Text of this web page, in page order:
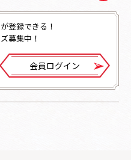
登録できる！
募集中！
会員ログイン